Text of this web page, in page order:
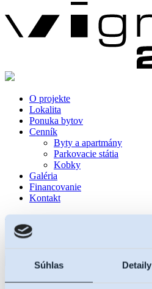
Súhlas Detaily
O projekte
Lokalita
Ponuka bytov
Cenník
Byty a apartmány
Parkovacie státia
Kobky
Galéria
Financovanie
Kontakt
Výber bloku